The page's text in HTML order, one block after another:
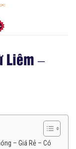
Liêm –
– Giá Rẻ – Có